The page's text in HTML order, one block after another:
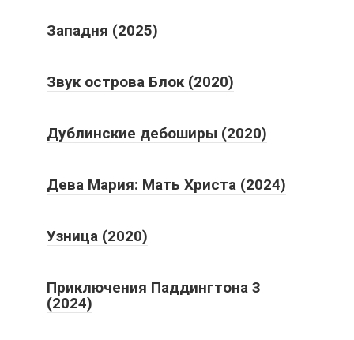
Западня (2025)
Звук острова Блок (2020)
Дублинские дебоширы (2020)
Дева Мария: Мать Христа (2024)
Узница (2020)
Приключения Паддингтона 3
(2024)